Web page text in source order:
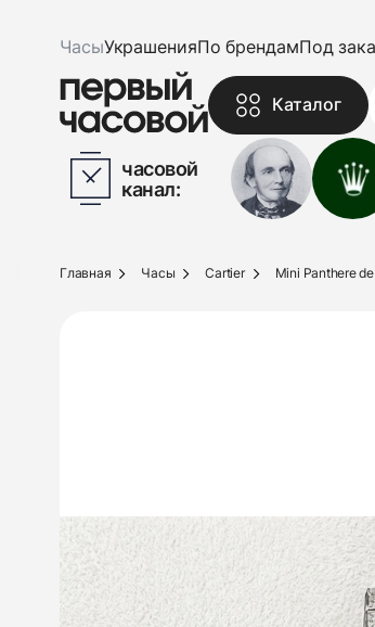
ЧасыУкрашенияПо брендамПод
Каталог
часовой
канал:
Главная Часы Cartier Mini Panthere